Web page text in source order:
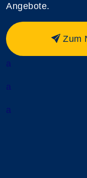
Angebote.
Zum
a
a
a